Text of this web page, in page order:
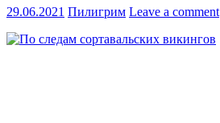
29.06.2021 Пилигрим Leave a comment